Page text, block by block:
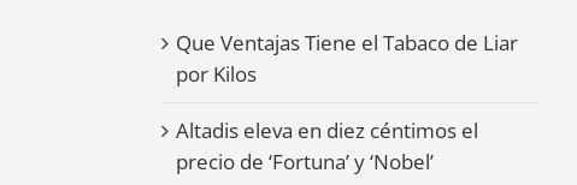
Que Ventajas Tiene el Tabaco de Liar
por Kilos
Altadis eleva en diez céntimos el
precio de ‘Fortuna’ y ‘Nobel’